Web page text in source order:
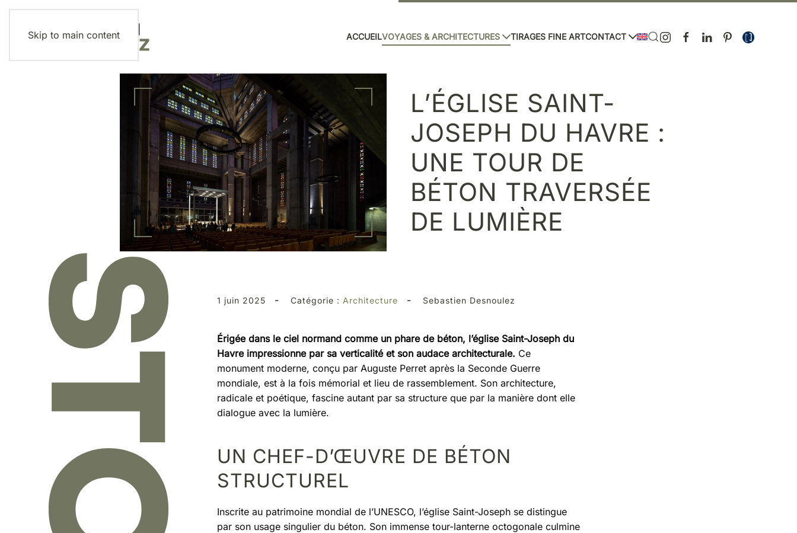
Skip to main content ACCUEILVOYAGES & ARCHITECTURES TIRAGES FINE ARTCONTACT
L’ÉGLISE SAINT-
JOSEPH DU HAVRE :
UNE TOUR DE
BÉTON TRAVERSÉE
DE LUMIÈRE
1 juin 2025 - Catégorie : Architecture - Sebastien Desnoulez
Érigée dans le ciel normand comme un phare de béton, l’église Saint-Joseph du
Havre impressionne par sa verticalité et son audace architecturale. Ce
monument moderne, conçu par Auguste Perret après la Seconde Guerre
mondiale, est à la fois mémorial et lieu de rassemblement. Son architecture,
radicale et poétique, fascine autant par sa structure que par la manière dont elle
dialogue avec la lumière.
UN CHEF-D’ŒUVRE DE BÉTON
STRUCTUREL
Inscrite au patrimoine mondial de l’UNESCO, l’église Saint-Joseph se distingue
par son usage singulier du béton. Son immense tour-lanterne octogonale culmine